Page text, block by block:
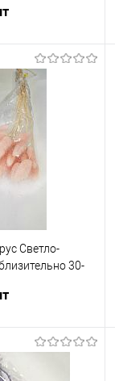
корзину
Светло-
30-